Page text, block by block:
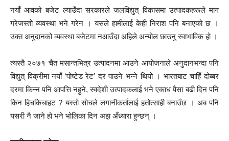
नयाँ आवको बजेट ल्याउँदा सरकारले जलविद्युत् विकासमा उत्पादकहरूले माग
गरेजस्तो व्यवस्था भने गरेन । यसले हामीलाई केही निराश पनि बनाएको छ ।
उक्त अनुदानको व्यवस्था बजेटमा नआउँदा अहिले अन्योल छाउनु स्वाभाविक हो ।
त्यस्तै २०७१ चैत मसान्तभित्र उत्पादनमा आउने आयोजनाले अनुदानभन्दा पनि
विद्युत् विक्रीमा नयाँ ‘पोष्टेड रेट’ दर पाउने भन्ने थियो । भारतबाट चाहिँ दोब्बर
दरमा किन्न पनि आपत्ति नहुने, स्वदेशी उत्पादकलाई भने एकाध पैसा बढी दिन पनि
किन हिचकिचाहट ? यस्तो सोचले लगानीकर्तालाई हतोत्साही बनाउँछ । अब पनि
यसरी नै जाने हो भने भोलिका दिन अझ अँध्यारा हुन्छन् ।